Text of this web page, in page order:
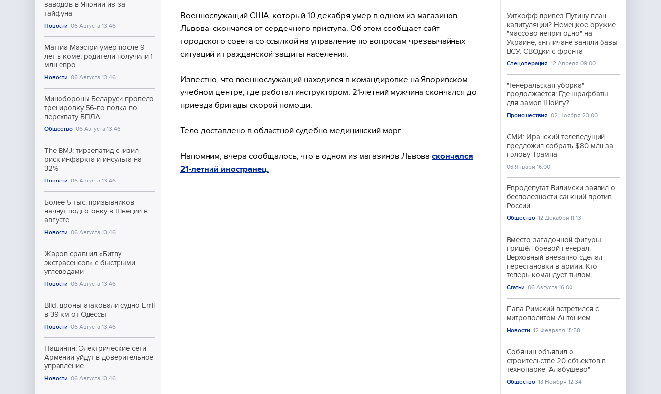
заводов в Японии из-за
тайфуна
Новости 06 Августа 13:46
Маттиа Маэстри умер после 9
лет в коме; родители получили 1
млн евро
Новости 06 Августа 13:46
Минобороны Беларуси провело
тренировку 56-го полка по
перехвату БПЛА
Общество 06 Августа 13:46
The BMJ: тирзепатид снизил
риск инфаркта и инсульта на
32%
Новости 06 Августа 13:46
Более 5 тыс. призывников
начнут подготовку в Швеции в
августе
Новости 06 Августа 13:46
Жаров сравнил «Битву
экстрасенсов» с быстрыми
углеводами
Новости 06 Августа 13:46
Bild: дроны атаковали судно Emil
в 39 км от Одессы
Новости 06 Августа 13:46
Пашинян: Электрические сети
Армении уйдут в доверительное
управление
Новости 06 Августа 13:46
Военнослужащий США, который 10 декабря умер в одном из магазинов
Львова, скончался от сердечного приступа. Об этом сообщает сайт
городского совета со ссылкой на управление по вопросам чрезвычайных
ситуаций и гражданской защиты населения.
Известно, что военнослужащий находился в командировке на Яворивском
учебном центре, где работал инструктором. 21-летний мужчина скончался до
приезда бригады скорой помощи.
Тело доставлено в областной судебно-медицинский морг.
Напомним, вчера сообщалось, что в одном из магазинов Львова скончался
21-летний иностранец.
Уиткофф привёз Путину план
капитуляции? Немецкое оружие
"массово непригодно" на
Украине, англичане заняли базы
ВСУ. СВОдки с фронта
Спецоперация 12 Апреля 09:00
"Генеральская уборка"
продолжается: Где шрафбаты
для замов Шойгу?
Происшествия 02 Ноября 23:00
СМИ: Иранский телеведущий
предложил собрать $80 млн за
голову Трампа
06 Января 16:00
Евродепутат Вилимски заявил о
бесполезности санкций против
России
Общество 12 Декабря 11:13
Вместо загадочной фигуры
пришёл боевой генерал:
Верховный внезапно сделал
перестановки в армии. Кто
теперь командует тылом
Статьи 06 Августа 16:00
Папа Римский встретился с
митрополитом Антонием
Новости 12 Февраля 15:58
Собянин объявил о
строительстве 20 объектов в
технопарке "Алабушево"
Общество 18 Ноября 12:34